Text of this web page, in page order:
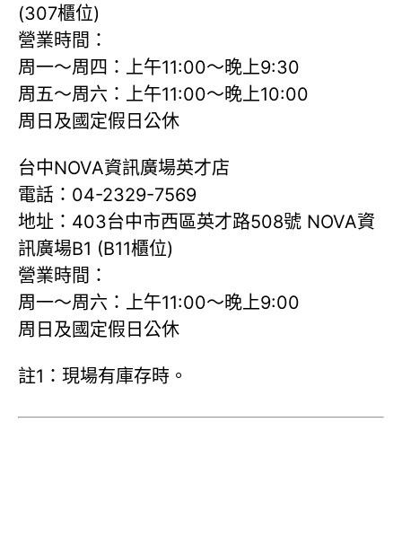
(307櫃位)
營業時間：
周一～周四：上午11:00～晚上9:30
周五～周六：上午11:00～晚上10:00
周日及國定假日公休
台中NOVA資訊廣場英才店
電話：04-2329-7569
地址：403台中市西區英才路508號 NOVA資
訊廣場B1 (B11櫃位)
營業時間：
周一～周六：上午11:00～晚上9:00
周日及國定假日公休
註1：現場有庫存時。